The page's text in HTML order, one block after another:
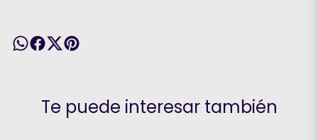
Te puede interesar también